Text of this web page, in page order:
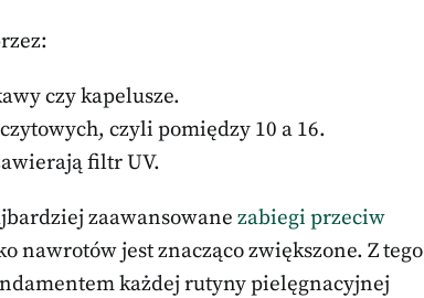
czy kapelusze.
czyli pomiędzy 10 a 16.
filtr UV.
zaawansowane zabiegi przeciw
nawrotów jest znacząco zwiększone. Z tego
każdej rutyny pielęgnacyjnej